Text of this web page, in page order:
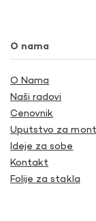
O nama
O Nama
Naši radovi
Cenovnik
Uputstvo za
Ideje za sobe
Kontakt
Folije za stakla